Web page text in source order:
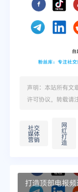
声明：本站所有文
许可协议。转载请
社交
媒体
营销
网
红
打
造
打造顶部电报